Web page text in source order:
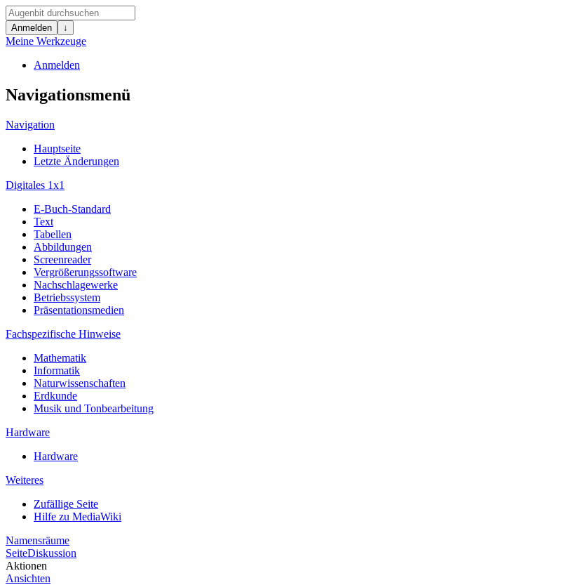
Anmelden ↓
Meine Werkzeuge
Anmelden
Navigationsmenü
Navigation
Hauptseite
Letzte Änderungen
Digitales 1x1
E-Buch-Standard
Text
Tabellen
Abbildungen
Screenreader
Vergrößerungssoftware
Nachschlagewerke
Betriebssystem
Präsentationsmedien
Fachspezifische Hinweise
Mathematik
Informatik
Naturwissenschaften
Erdkunde
Musik und Tonbearbeitung
Hardware
Hardware
Weiteres
Zufällige Seite
Hilfe zu MediaWiki
Namensräume
SeiteDiskussion
Aktionen
Ansichten